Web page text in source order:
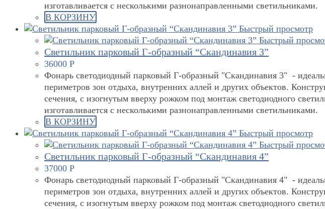
изготавливается с несколькими разнонаправленными светильниками.
В КОРЗИНУ
Быстрый просмотр
Быстрый
Светильник парковый Г-образный “Скандинавия 3”
36000 Р
Фонарь светодиодный парковый Г-образный "Скандинавия 3" -
периметров зон отдыха, внутренних аллей и других объектов.
сечения, с изогнутым вверху рожком под монтаж светодиодного
изготавливается с несколькими разнонаправленными светильниками.
В КОРЗИНУ
Быстрый просмотр
Быстрый
Светильник парковый Г-образный “Скандинавия 4”
37000 Р
Фонарь светодиодный парковый Г-образный "Скандинавия 4" -
периметров зон отдыха, внутренних аллей и других объектов.
сечения, с изогнутым вверху рожком под монтаж светодиодного